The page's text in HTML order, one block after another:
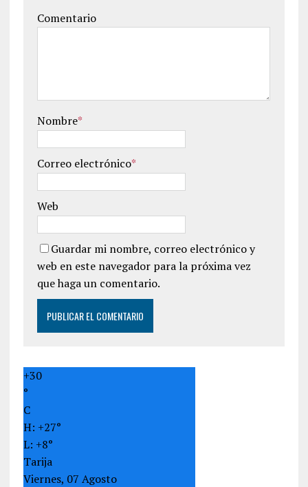
Comentario
Nombre*
Correo electrónico*
Web
Guardar mi nombre, correo electrónico y
web en este navegador para la próxima vez
que haga un comentario.
+30
°
C
H: +27°
L: +8°
Tarija
Viernes, 07 Agosto